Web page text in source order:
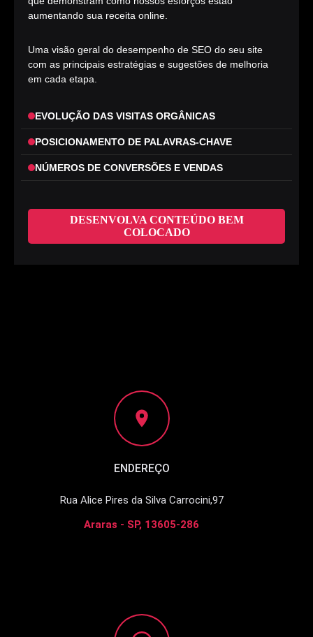
aumentando sua receita online.
Uma visão geral do desempenho de SEO do seu site
com as principais estratégias e sugestões de melhoria
em cada etapa.
EVOLUÇÃO DAS VISITAS ORGÂNICAS
POSICIONAMENTO DE PALAVRAS-CHAVE
NÚMEROS DE CONVERSÕES E VENDAS
DESENVOLVA CONTEÚDO BEM
COLOCADO
ENDEREÇO
Rua Alice Pires da Silva Carrocini,97
Araras - SP, 13605-286